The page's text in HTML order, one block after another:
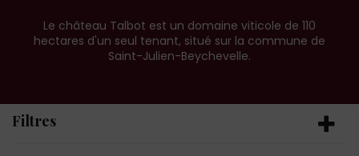
Le château Talbot est un domaine viticole de 110
hectares d'un seul tenant, situé sur la commune de
Saint-Julien-Beychevelle.
Filtres